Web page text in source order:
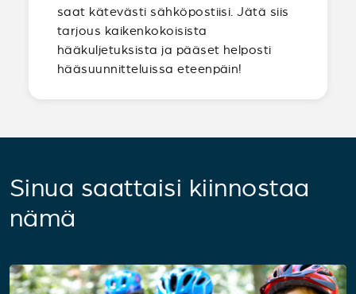
saat kätevästi sähköpostiisi. Jätä siis
tarjous kaikenkokoisista
hääkuljetuksista ja pääset helposti
hääsuunnitteluissa eteenpäin!
Sinua saattaisi kiinnostaa
nämä